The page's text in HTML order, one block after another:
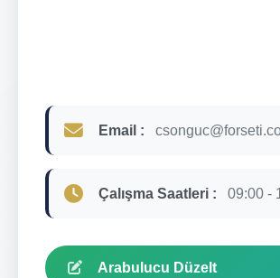
Email :
Çalışma Saatleri : 09:00 -
Arabulucu Düzelt